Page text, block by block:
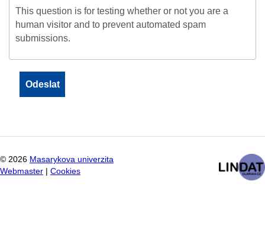
This question is for testing whether or not you are a
human visitor and to prevent automated spam
submissions.
© 2026 Masarykova univerzita
Webmaster
Cookies